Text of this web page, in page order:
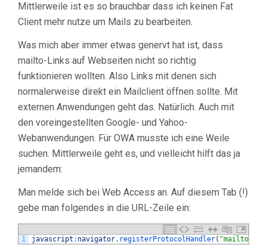
Mittlerweile ist es so brauchbar dass ich keinen Fat
Client mehr nutze um Mails zu bearbeiten.
Was mich aber immer etwas genervt hat ist, dass
mailto-Links auf Webseiten nicht so richtig
funktionieren wollten. Also Links mit denen sich
normalerweise direkt ein Mailclient öffnen sollte. Mit
externen Anwendungen geht das. Natürlich. Auch mit
den voreingestellten Google- und Yahoo-
Webanwendungen. Für OWA musste ich eine Weile
suchen. Mittlerweile geht es, und vielleicht hilft das ja
jemandem:
Man melde sich bei Web Access an. Auf diesem Tab (!)
gebe man folgendes in die URL-Zeile ein:
1 javascript : navigator. registerProtocolHandler( "mailto"